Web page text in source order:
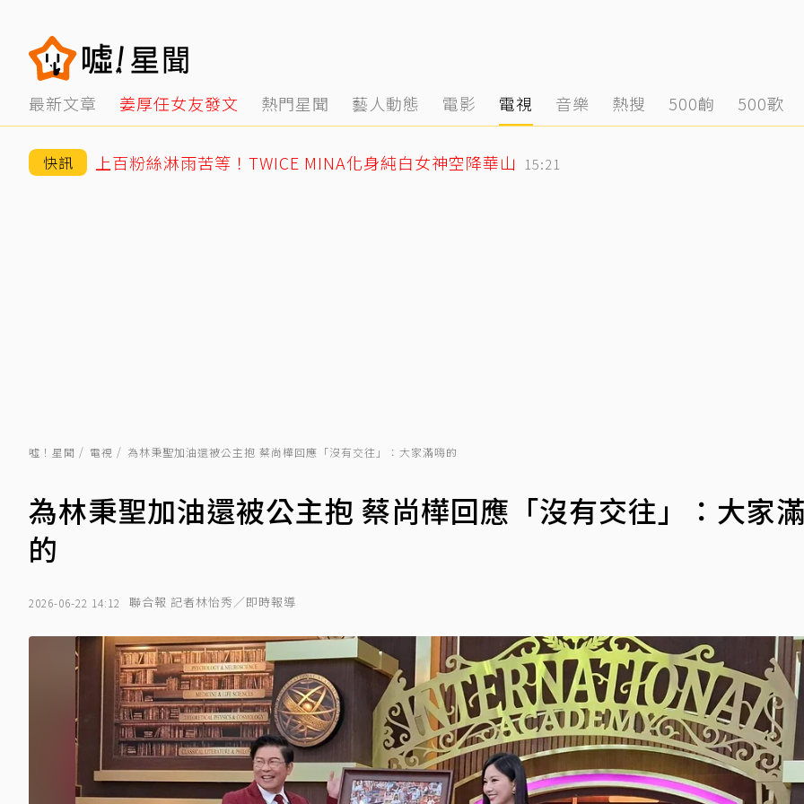
最新文章 姜厚任女友發文 熱門星聞 藝人動態 電影 電視 音樂 熱搜 500齣 500歌
快訊 上百粉絲淋雨苦等！TWICE MINA化身純白女神空降華山 15:21
噓！星聞 電視 為林秉聖加油還被公主抱 蔡尚樺回應「沒有交往」：大家滿嗨的
為林秉聖加油還被公主抱 蔡尚樺回應「沒有交往」：大家
的
2026-06-22 14:12 聯合報 記者林怡秀／即時報導